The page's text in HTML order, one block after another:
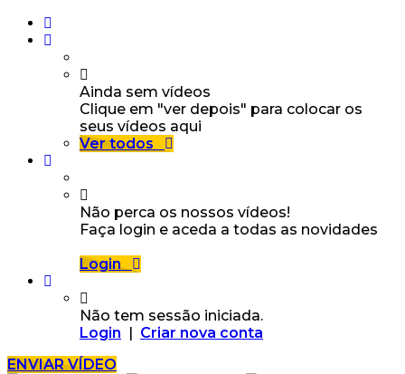
Ainda sem vídeos
Clique em "ver depois" para colocar os
seus vídeos aqui
Ver todos
Não perca os nossos vídeos!
Faça login e aceda a todas as novidades
Login
Não tem sessão iniciada.
Login | Criar nova conta
ENVIAR VÍDEO